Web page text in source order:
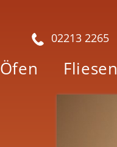
02213 2265
Öfen Fliesen